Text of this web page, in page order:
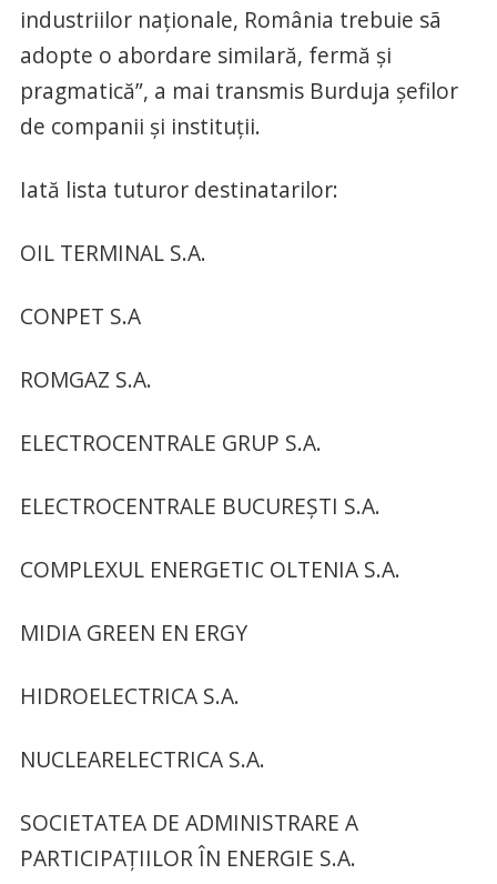
industriilor naționale, România trebuie sã
adopte o abordare similară, fermă și
pragmatică”, a mai transmis Burduja șefilor
de companii și instituții.
Iată lista tuturor destinatarilor:
OIL TERMINAL S.A.
CONPET S.A
ROMGAZ S.A.
ELECTROCENTRALE GRUP S.A.
ELECTROCENTRALE BUCUREȘTI S.A.
COMPLEXUL ENERGETIC OLTENIA S.A.
MIDIA GREEN EN ERGY
HIDROELECTRICA S.A.
NUCLEARELECTRICA S.A.
SOCIETATEA DE ADMINISTRARE A
PARTICIPAȚIILOR ÎN ENERGIE S.A.